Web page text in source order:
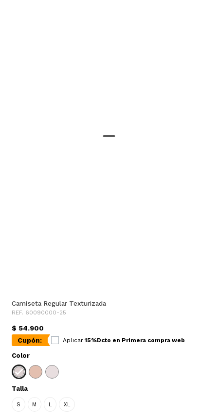
Camiseta Regular Texturizada
REF. 60090000-25
$ 54.900
Cupón:
Aplicar 15%Dcto en Primera compra web
Color
Talla
S M L XL